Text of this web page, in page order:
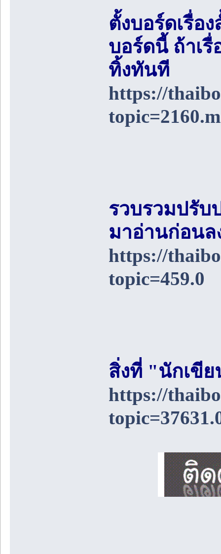
ตั้งบอร์ดเรื่อ
บอร์ดนี้ ถ้าเ
ทิ้งทันที
https://
รวบรวมปรับ
มาอ่านก่อน
https://
topic=459.0
สิ่งที่ "นักเขี
https://